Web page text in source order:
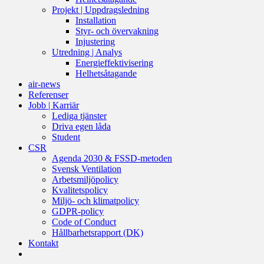
Projekt | Uppdragsledning
Installation
Styr- och övervakning
Injustering
Utredning | Analys
Energieffektivisering
Helhetsåtagande
air-news
Referenser
Jobb | Karriär
Lediga tjänster
Driva egen låda
Student
CSR
Agenda 2030 & FSSD-metoden
Svensk Ventilation
Arbetsmiljöpolicy
Kvalitetspolicy
Miljö- och klimatpolicy
GDPR-policy
Code of Conduct
Hållbarhetsrapport (DK)
Kontakt